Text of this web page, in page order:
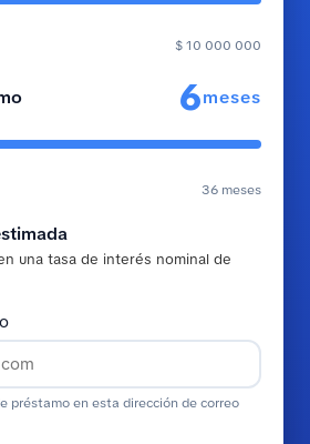
$ 10 000 000
meses
36 meses
una tasa de interés nominal de
préstamo en esta dirección de correo